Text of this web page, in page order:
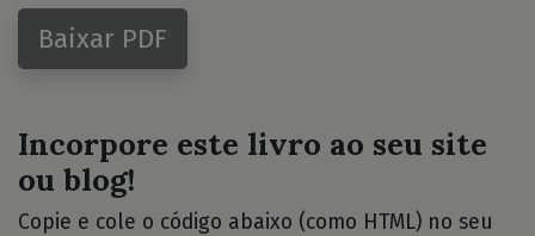
Baixar PDF
Incorpore este livro ao seu site
ou blog!
Copie e cole o código abaixo (como HTML) no seu